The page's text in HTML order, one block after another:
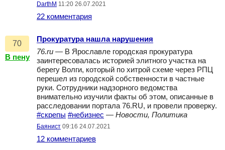
DarthM 11:20 26.07.2021
22 комментария
70
В пену
Прокуратура нашла нарушения
76.ru — В Ярославле городская прокуратура
заинтересовалась историей элитного участка на
берегу Волги, который по хитрой схеме через РПЦ
перешел из городской собственности в частные
руки. Сотрудники надзорного ведомства
внимательно изучили факты об этом, описанные в
расследовании портала 76.RU, и провели проверку.
#скрепы #небизнес — Новости, Политика
Баянист 09:16 24.07.2021
12 комментариев